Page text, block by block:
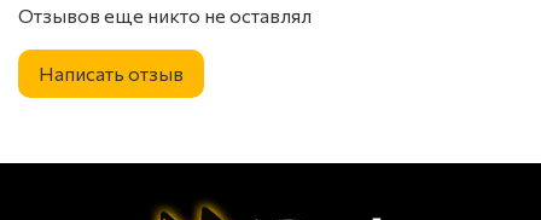
Отзывов еще никто не оставлял
Написать отзыв